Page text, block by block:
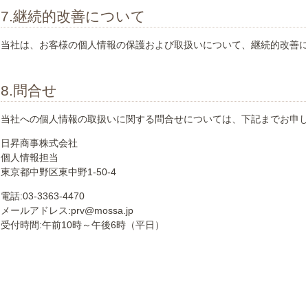
7.継続的改善について
当社は、お客様の個人情報の保護および取扱いについて、継続的改善
8.問合せ
当社への個人情報の取扱いに関する問合せについては、下記までお申
日昇商事株式会社
個人情報担当
東京都中野区東中野1-50-4
電話 03-3363-4470
メールアドレス prv@mossa.jp
受付時間 午前10時～午後6時（平日）